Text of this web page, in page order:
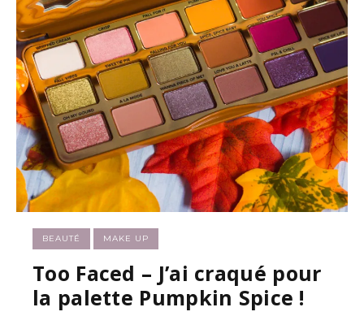
BEAUTÉ MAKE UP
Too Faced – J’ai craqué pour
la palette Pumpkin Spice !